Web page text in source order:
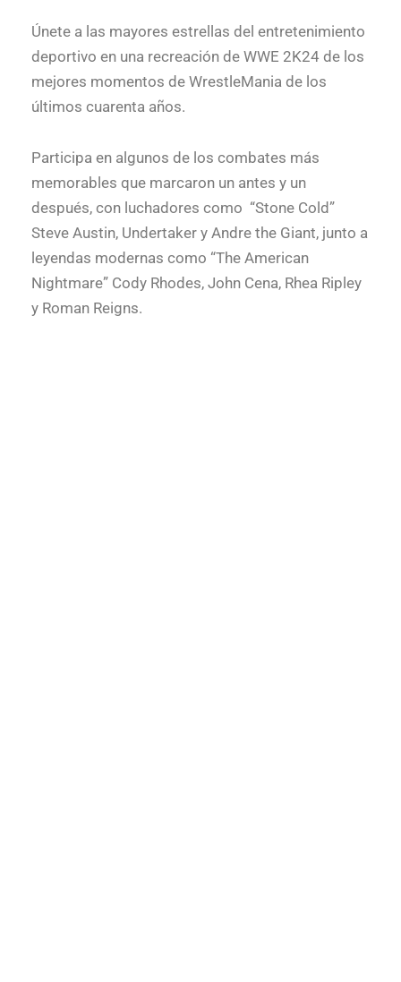
Únete a las mayores estrellas del entretenimiento
deportivo en una recreación de WWE 2K24 de los
mejores momentos de WrestleMania de los
últimos cuarenta años.
Participa en algunos de los combates más
memorables que marcaron un antes y un
después, con luchadores como “Stone Cold”
Steve Austin, Undertaker y Andre the Giant, junto a
leyendas modernas como “The American
Nightmare” Cody Rhodes, John Cena, Rhea Ripley
y Roman Reigns.